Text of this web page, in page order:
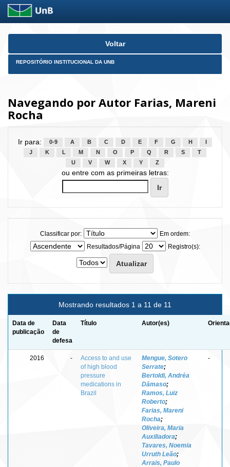
Skip
Voltar
REPOSITÓRIO INSTITUCIONAL DA UNB
Navegando por Autor Farias, Mareni
Rocha
Ir para: 0-9 A B C D E F G H
J
K L M N O P Q R S
T
U
V W X Y Z
ou entre com as primeiras letras:
Classificar por:
Em ordem:
Resultados/Página
Registro(s):
Mostrando resultados 1 a 11 de 11
Data de
publicação
Data
de
defesa
Título Autor(es)
2016 -
Access to and use
of high blood
pressure
medications in
Brazil
Mengue, Sotero
Serrate;
Bertoldi, Andréa
Dâmaso;
Ramos, Luiz
Roberto;
Farias, Mareni
Rocha;
Oliveira, Maria
Auxiliadora;
Tavares, Noemia
Urruth Leão;
Arrais, Paulo
-